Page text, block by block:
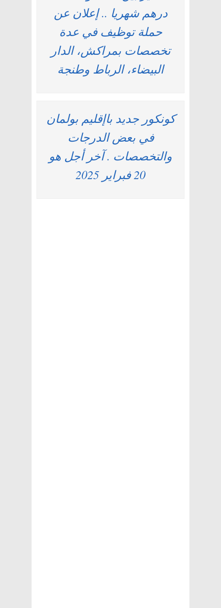
درهم شهريا .. إعلان عن
حملة توظيف في عدة
تخصصات بمراكش، الدار
البيضاء، الرباط وطنجة
كونكور جديد باإقليم بولمان
في بعض الدرجات
والتخصصات . آخر أجل هو
20 فبراير 2025